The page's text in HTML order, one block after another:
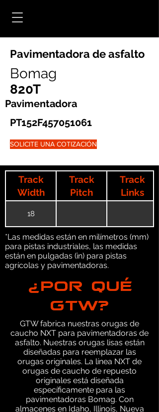
Pavimentadora de asfalto
Bomag
820T
Pavimentadora
PT152F457051061
SOLICITE UNA COTIZACIÓN
Track
Width
Track
Pitch
Track
Links
18
*Las medidas están en milímetros (mm)
para pistas industriales, las medidas
están en pulgadas (in) para pistas
agrícolas y pavimentadoras.
¿POR QUÉ
GTW?
GTW fabrica nuestras orugas de
caucho NXT para pavimentadoras de
asfalto. Nuestras orugas lisas están
diseñadas para reemplazar las
orugas originales. La línea NXT de
orugas de caucho de repuesto
originales está diseñada
específicamente para las
pavimentadoras Bomag. Con
almacenes en Idaho, Illinois, Nueva